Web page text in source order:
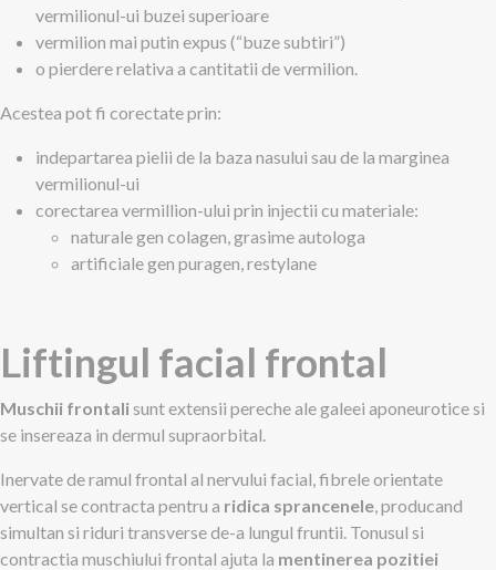
vermilionul-ui buzei superioare
vermilion mai putin expus (“buze subtiri”)
o pierdere relativa a cantitatii de vermilion.
Acestea pot fi corectate prin:
indepartarea pielii de la baza nasului sau de la marginea
vermilionul-ui
corectarea vermillion-ului prin injectii cu materiale:
naturale gen colagen, grasime autologa
artificiale gen puragen, restylane
Liftingul facial frontal
Muschii frontalisunt extensii pereche ale galeei aponeurotice si
se insereaza in dermul supraorbital.
Inervate de ramul frontal al nervului facial, fibrele orientate
vertical se contracta pentru a ridica sprancenele, producand
simultan si riduri transverse de-a lungul fruntii. Tonusul si
contractia muschiului frontal ajuta la mentinerea pozitiei